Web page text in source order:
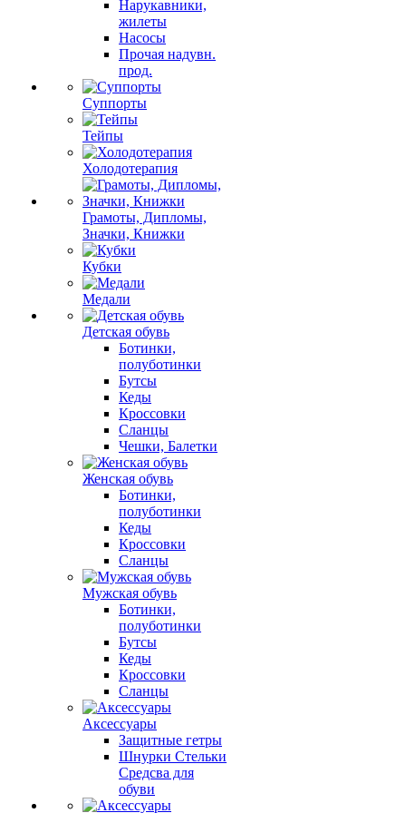
Нарукавники,
жилеты
Насосы
Прочая надувн.
прод.
Суппорты
Тейпы
Холодотерапия
Грамоты, Дипломы,
Значки, Книжки
Кубки
Медали
Детская обувь
Ботинки,
полуботинки
Бутсы
Кеды
Кроссовки
Сланцы
Чешки, Балетки
Женская обувь
Ботинки,
полуботинки
Кеды
Кроссовки
Сланцы
Мужская обувь
Ботинки,
полуботинки
Бутсы
Кеды
Кроссовки
Сланцы
Аксессуары
Защитные гетры
Шнурки Стельки
Средсва для
обуви